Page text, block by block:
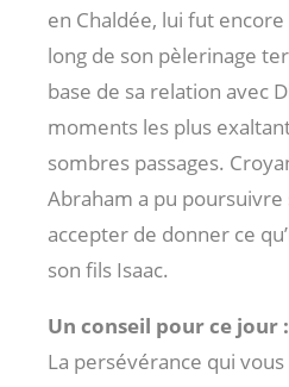
en Chaldée, lui fut
long de son pèlerinage
base de sa relation avec
moments les plus
sombres passages.
Abraham a pu
accepter de donner ce
son fils Isaac.
Un conseil pour ce jour :
La persévérance qui